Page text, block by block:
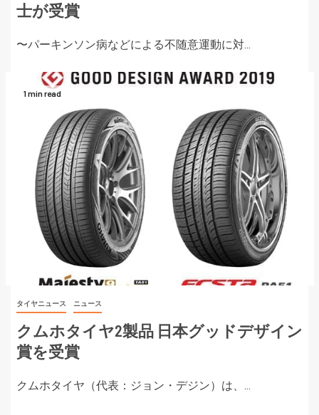
士が受賞
〜パーキンソン病などによる不随意運動に対...
1 min read
タイヤニュース ニュース
クムホタイヤ2製品 日本グッドデザイン
賞を受賞
クムホタイヤ（代表：ジョン・デジン）は、...